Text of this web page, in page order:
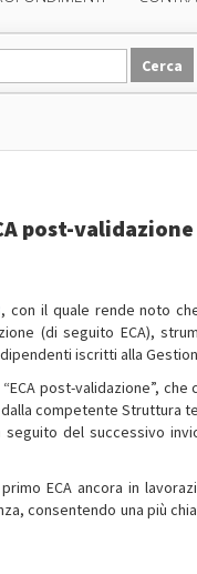
post-validazione
, con il quale rende noto
(di seguito ECA),
iscritti alla
post-validazione”, che
competente Struttura
del successivo
ECA ancora in
consentendo una più